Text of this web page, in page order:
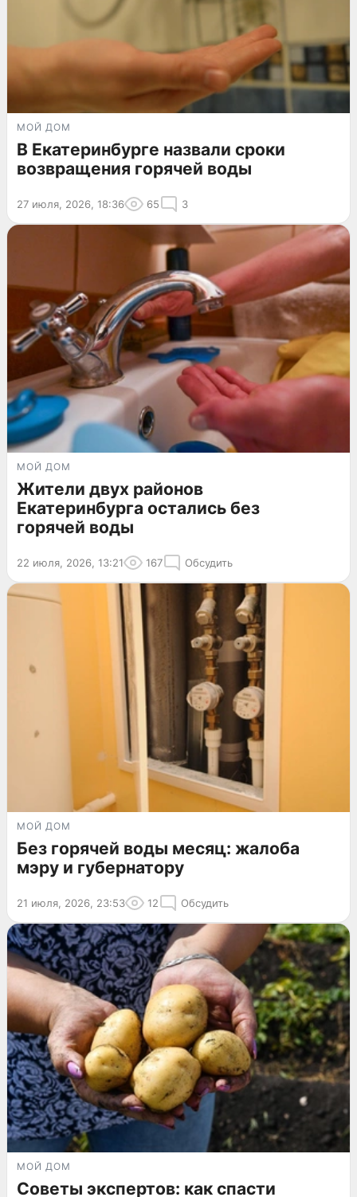
МОЙ ДОМ
В Екатеринбурге назвали сроки
возвращения горячей воды
27 июля, 2026, 18:36 65 3
МОЙ ДОМ
Жители двух районов
Екатеринбурга остались без
горячей воды
22 июля, 2026, 13:21 167 Обсудить
МОЙ ДОМ
Без горячей воды месяц: жалоба
мэру и губернатору
21 июля, 2026, 23:53 12 Обсудить
МОЙ ДОМ
Советы экспертов: как спасти